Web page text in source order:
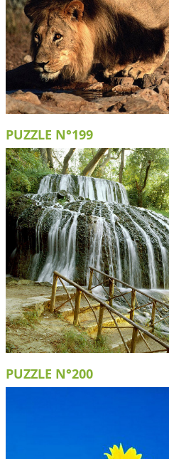
PUZZLE N°199
PUZZLE N°200